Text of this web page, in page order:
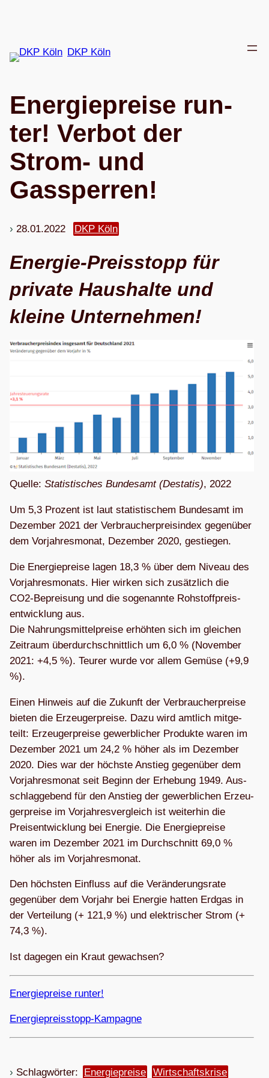
springen
DKP Köln
Ener­gie­preise run­
ter! Ver­bot der
Strom- und
Gassperren!
28.01.2022 DKP Köln
Ener­gie-Preis­stopp für
pri­vate Haus­halte und
kleine Unternehmen!
Quelle: Sta­tis­ti­sches Bun­des­amt (Desta­tis), 2022
Um 5,3 Pro­zent ist laut sta­tis­ti­schem Bun­des­amt im
Dezem­ber 2021 der Ver­brau­cher­preis­in­dex gegen­über
dem Vor­jah­res­mo­nat, Dezem­ber 2020, gestiegen.
Die Ener­gie­preise lagen 18,3 % über dem Niveau des
Vor­jah­res­mo­nats. Hier wir­ken sich zusätz­lich die
CO2-Beprei­sung und die soge­nannte Roh­stoff­preis­
ent­wick­lung aus.
Die Nah­rungs­mit­tel­preise erhöh­ten sich im glei­chen
Zeit­raum über­durch­schnitt­lich um 6,0 % (Novem­ber
2021: +4,5 %). Teu­rer wurde vor allem Gemüse (+9,9
%).
Einen Hin­weis auf die Zukunft der Ver­brau­cher­preise
bie­ten die Erzeu­ger­preise. Dazu wird amt­lich mit­ge­
teilt: Erzeu­ger­preise gewerb­li­cher Pro­dukte waren im
Dezem­ber 2021 um 24,2 % höher als im Dezem­ber
2020. Dies war der höchste Anstieg gegen­über dem
Vor­jah­res­mo­nat seit Beginn der Erhe­bung 1949. Aus­
schlag­ge­bend für den Anstieg der gewerb­li­chen Erzeu­
ger­preise im Vor­jah­res­ver­gleich ist wei­ter­hin die
Preis­ent­wick­lung bei Ener­gie. Die Ener­gie­preise
waren im Dezem­ber 2021 im Durch­schnitt 69,0 %
höher als im Vorjahresmonat.
Den höchs­ten Ein­fluss auf die Ver­än­de­rungs­rate
gegen­über dem Vor­jahr bei Ener­gie hat­ten Erd­gas in
der Ver­tei­lung (+ 121,9 %) und elek­tri­scher Strom (+
74,3 %).
Ist dage­gen ein Kraut gewachsen?
Ener­gie­preise runter!
Ener­gie­preis­stopp-Kam­pa­gne
Schlagwörter: Energiepreise Wirtschaftskrise